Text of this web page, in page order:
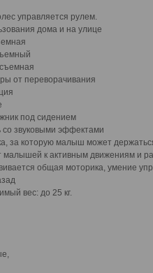
управляется рулем.
дома и на улице
от переворачивания
под сидением
звуковыми эффектами
за которую малыш может
малышей к активным движениям и
общая моторика, умение
вес: до 25 кг.